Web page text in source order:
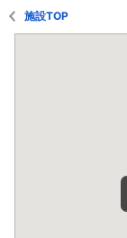
施設TOP